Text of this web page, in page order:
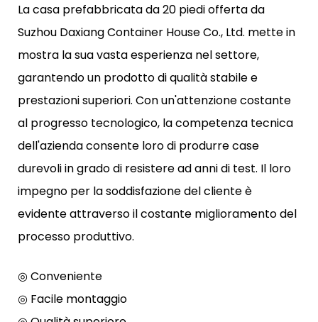
La casa prefabbricata da 20 piedi offerta da
Suzhou Daxiang Container House Co., Ltd. mette in
mostra la sua vasta esperienza nel settore,
garantendo un prodotto di qualità stabile e
prestazioni superiori. Con un'attenzione costante
al progresso tecnologico, la competenza tecnica
dell'azienda consente loro di produrre case
durevoli in grado di resistere ad anni di test. Il loro
impegno per la soddisfazione del cliente è
evidente attraverso il costante miglioramento del
processo produttivo.
◎ Conveniente
◎ Facile montaggio